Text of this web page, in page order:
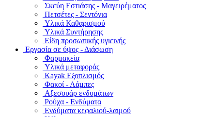
Σκεύη Εστιάσης - Μαγειρέματος
Πετσέτες - Σεντόνια
Υλικά Καθαρισμού
Υλικά Συντήρησης
Είδη προσωπικής υγιεινής
Εργασία σε ύψος - Διάσωση
Φαρμακεία
Υλικά μεταφοράς
Kayak Εξοπλισμός
Φακοί - Λάμπες
Αξεσουάρ ενδυμάτων
Ρούχα - Ενδύματα
Ενδύματα κεφαλιού-λαιμού